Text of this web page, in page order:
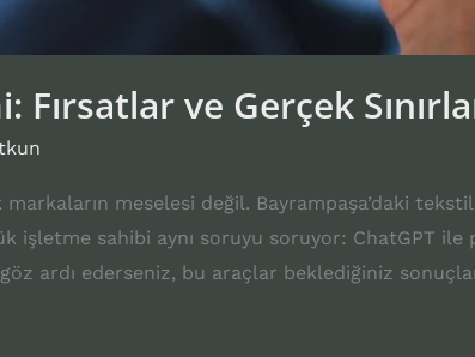
ve Gerçek
meselesi değil. Bayrampaşa’daki tekstil
işletme sahibi aynı soruyu soruyor: ChatGPT ile
ardı ederseniz, bu araçlar beklediğiniz